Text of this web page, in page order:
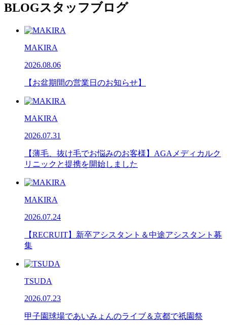
BLOGスタッフブログ
MAKIRA
2026.08.06
【お盆期間の営業日のお知らせ】
MAKIRA
2026.07.31
【薄毛、抜け毛でお悩みのお客様】AGAメディカルク
リニックと提携を開始しました
MAKIRA
2026.07.24
【RECRUIT】新卒アシスタント＆中途アシスタント募
集
TSUDA
2026.07.23
甲子園球場であいみょんのライブ＆京都で祇園祭